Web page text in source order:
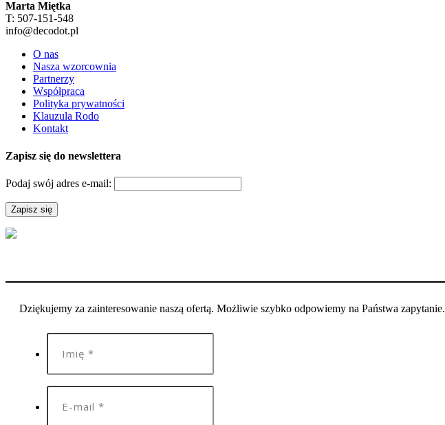
Marta Miętka
T: 507-151-548
info@decodot.pl
O nas
Nasza wzorcownia
Partnerzy
Współpraca
Polityka prywatności
Klauzula Rodo
Kontakt
Zapisz się do newslettera
Podaj swój adres e-mail:
Dziękujemy za zainteresowanie naszą ofertą. Możliwie szybko odpowiemy na Państwa zapytanie.